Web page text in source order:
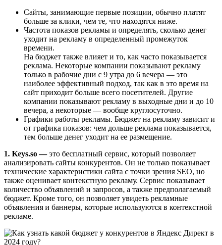
Сайты, занимающие первые позиции, обычно платят
больше за клики, чем те, что находятся ниже.
Частота показов рекламы и определять, сколько денег
уходит на рекламу в определенный промежуток
времени.
На бюджет также влияет и то, как часто показывается
реклама. Некоторые компании показывают рекламу
только в рабочие дни с 9 утра до 6 вечера — это
наиболее эффективный подход, так как в это время на
сайт приходит больше всего посетителей. Другие
компании показывают рекламу в выходные дни и до 10
вечера, а некоторые — вообще круглосуточно.
Графики работы рекламы. Бюджет на рекламу зависит и
от графика показов: чем дольше реклама показывается,
тем больше денег уходит на ее размещение.
1. Keys.so —это бесплатный сервис, который позволяет
анализировать сайты конкурентов. Он не только показывает
технические характеристики сайта с точки зрения SEO, но
также оценивает контекстную рекламу. Сервис показывает
количество объявлений и запросов, а также предполагаемый
бюджет. Кроме того, он позволяет увидеть рекламные
объявления и баннеры, которые используются в контекстной
рекламе.